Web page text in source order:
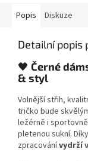
Popis Diskuze
Detailní popis
🖤 Černé
& styl
Volnější střih,
tričko bude
ležérně i
pletenou sukní.
zpracovánívydrží